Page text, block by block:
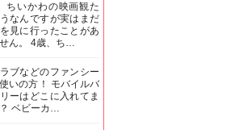
ちいかわの映画観た
なんですが実はまだ
見に行ったことがあ
ん。 4歳、ち…
ブなどのファンシー
使いの方！ モバイルバ
ーはどこに入れてま
ベビーカ…